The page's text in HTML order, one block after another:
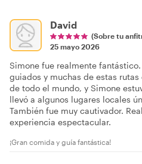
David
(Sobre tu
25 mayo 2026
Simone fue realmente
guiados y muchas de estas
de todo el mundo, y Simone
llevó a algunos lugares locales
También fue muy cautivador.
experiencia espectacular.
¡Gran comida y guía fantástica!